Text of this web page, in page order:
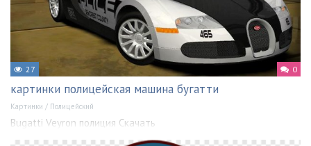
27 0
картинки полицейская машина бугатти
Картинки / Полицейский
Bugatti Veyron полиция Скачать